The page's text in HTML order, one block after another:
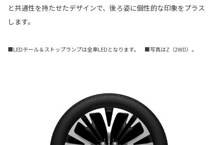
と共通性を持たせたデザインで、後ろ姿に個性的な印象をプラス
します。
■LEDテール＆ストップランプは全車LEDとなります。 ■写真はZ（2WD）。